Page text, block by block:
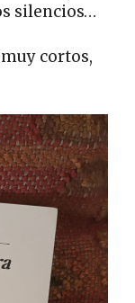
silencios…
cortos,